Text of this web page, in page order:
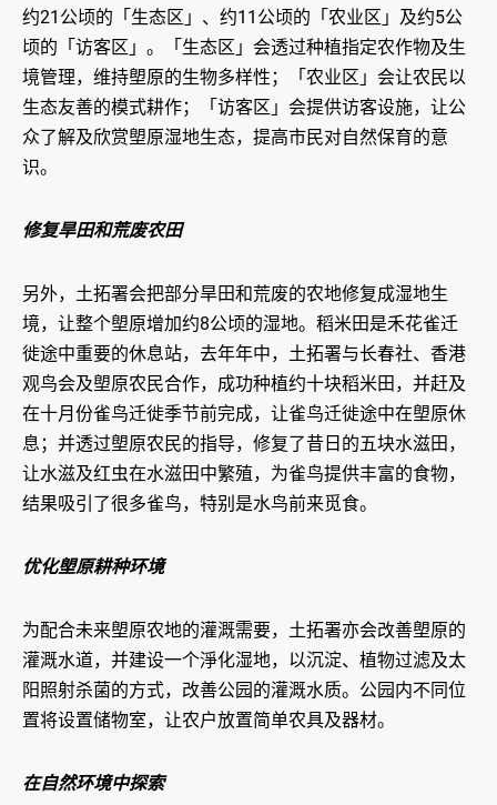
约21公顷的「生态区」、约11公顷的「农业区」及约5公
顷的「访客区」。「生态区」会透过种植指定农作物及生
境管理，维持塱原的生物多样性；「农业区」会让农民以
生态友善的模式耕作；「访客区」会提供访客设施，让公
众了解及欣赏塱原湿地生态，提高市民对自然保育的意
识。
修复旱田和荒废农田
另外，土拓署会把部分旱田和荒废的农地修复成湿地生
境，让整个塱原增加约8公顷的湿地。稻米田是禾花雀迁
徙途中重要的休息站，去年年中，土拓署与长春社、香港
观鸟会及塱原农民合作，成功种植约十块稻米田，并赶及
在十月份雀鸟迁徙季节前完成，让雀鸟迁徙途中在塱原休
息；并透过塱原农民的指导，修复了昔日的五块水滋田，
让水滋及红虫在水滋田中繁殖，为雀鸟提供丰富的食物，
结果吸引了很多雀鸟，特别是水鸟前来觅食。
优化塱原耕种环境
为配合未来塱原农地的灌溉需要，土拓署亦会改善塱原的
灌溉水道，并建设一个淨化湿地，以沉淀、植物过滤及太
阳照射杀菌的方式，改善公园的灌溉水质。公园内不同位
置将设置储物室，让农户放置简单农具及器材。
在自然环境中探索